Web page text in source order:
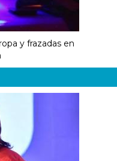
y frazadas en